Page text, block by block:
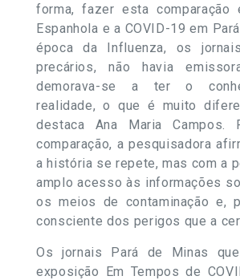
forma, fazer esta comparação
Espanhola e a COVID-19 em
época da Influenza, os
precários, não havia
demorava-se a ter o
realidade, o que é muito
destaca Ana Maria Campos.
comparação, a pesquisadora
a história se repete, mas com a
amplo acesso às informações
os meios de contaminação e,
consciente dos perigos que a
Os jornais Pará de Minas
exposição Em Tempos de